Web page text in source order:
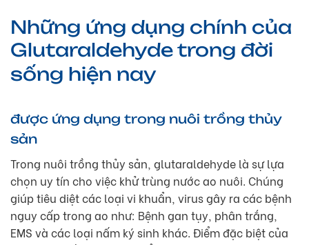
Những ứng dụng chính của
Glutaraldehyde trong đời
sống hiện nay
được ứng dụng trong nuôi trồng thủy
sản
Trong nuôi trồng thủy sản, glutaraldehyde là sự lựa
chọn uy tín cho việc khử trùng nước ao nuôi. Chúng
giúp tiêu diệt các loại vi khuẩn, virus gây ra các bệnh
nguy cấp trong ao như: Bệnh gan tụy, phân trắng,
EMS và các loại nấm ký sinh khác. Điểm đặc biệt của